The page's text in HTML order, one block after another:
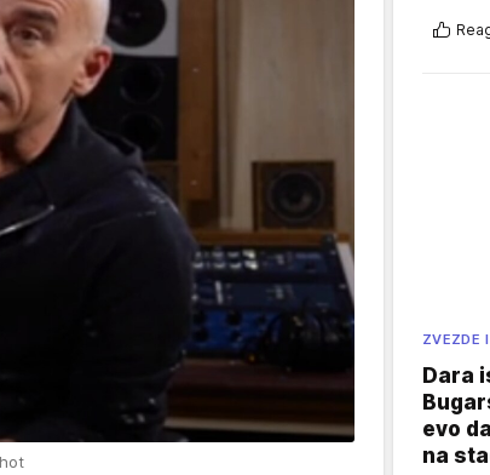
ZVEZDE
Dara
evo
na